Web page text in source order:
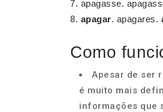
apagasse.
apagar. apagares.
Como
Apesar de ser
é muito mais
informações que